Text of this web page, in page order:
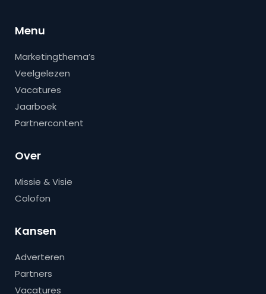
Menu
Marketingthema’s
Veelgelezen
Vacatures
Jaarboek
Partnercontent
Over
Missie & Visie
Colofon
Kansen
Adverteren
Partners
Vacatures